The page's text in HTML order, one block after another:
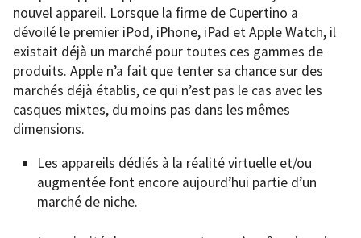
nouvel appareil. Lorsque la firme de Cupertino a
dévoilé le premier iPod, iPhone, iPad et Apple Watch, il
existait déjà un marché pour toutes ces gammes de
produits. Apple n’a fait que tenter sa chance sur des
marchés déjà établis, ce qui n’est pas le cas avec les
casques mixtes, du moins pas dans les mêmes
dimensions.
Les appareils dédiés à la réalité virtuelle et/ou
augmentée font encore aujourd’hui partie d’un
marché de niche.